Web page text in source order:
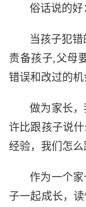
俗话说的好
当孩子犯
责备孩子,父母
错误和改过的机
做为家长
许比跟孩子说
经验，我们怎么
作为一个
子一起成长，